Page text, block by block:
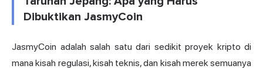
Dibuktikan JasmyCoin
JasmyCoin adalah salah satu dari sedikit proyek kripto di
mana kisah regulasi, kisah teknis, dan kisah merek semuanya